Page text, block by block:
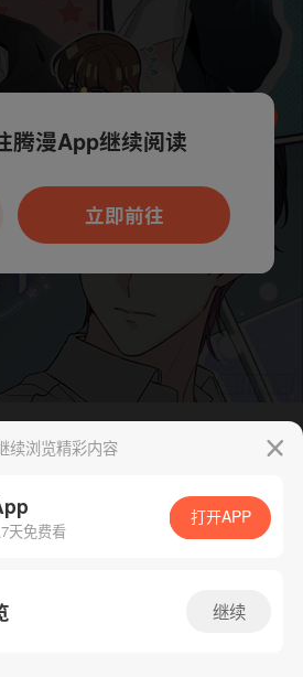
App免费看
腾漫App免费看
续浏览精彩内容
天免费看
打开APP
继续
App阅读，可打开App新用
户7天免费看
腾漫App继续阅读
立即前往